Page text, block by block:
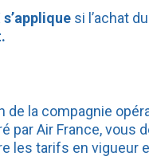
si l’achat
de la compagnie
par Air France,
les tarifs en vigueur